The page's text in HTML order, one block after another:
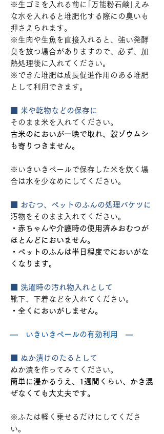
※生ゴミを入れる前に｢万能粉石鹸｣えみ
な水を入れると堆肥化する際にの臭いも
押さえられます。
※生肉や生魚を直接入れると、強い発酵
臭を放つ場合がありますので、必ず、加
熱処理後に入れてください。
※できた堆肥は成長促進作用のある堆肥
として利用できます。
■ 米や乾物などの保存に
そのまま米を入れてください。
古米のにおいが一晩で取れ、穀ゾウムシ
も寄りつきません。
※いきいきペールで保存した米を炊く場
合は水を少なめにしてください。
■ おむつ、ペットのふんの処理バケツに
汚物をそのまま入れてください。
・赤ちゃんや介護時の使用済みおむつが
ほとんどにおいません。
・ペットのふんは半日程度でにおいがな
くなります。
■ 洗濯時の汚れ物入れとして
靴下、下着などを入れてください。
・全くにおいがしません。
― いきいきペールの有効利用 ―
■ ぬか漬けのたるとして
ぬか漬を作ってみてください。
簡単に浸かるうえ、1週間くらい、かき混
ぜなくても大丈夫です。
※ふたは軽く乗せるだけにしてくださ
い。